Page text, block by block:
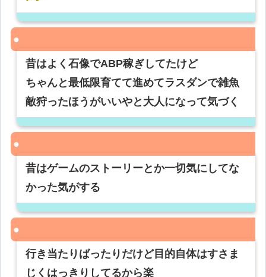
昔はよく石像でABP稼ぎしてたけど
ちゃんと最低限育てて進めてラスダンで雑魚
敵狩ったほうがいいやと大人になって気づく
昔はゲームのストーリーとか一切気にしてな
かった気がする
行き当たりばったりだけど目的自体はすさま
じくはっきりしてるから楽